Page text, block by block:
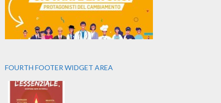
FOURTH FOOTER WIDGET AREA